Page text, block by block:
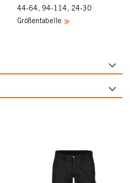
44-64, 94-114, 24-30
Größentabelle